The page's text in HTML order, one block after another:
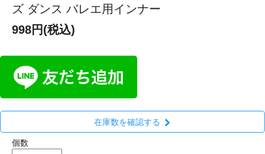
ズ ダンス バレエ用インナー
998円(税込)
在庫数を確認する
個数